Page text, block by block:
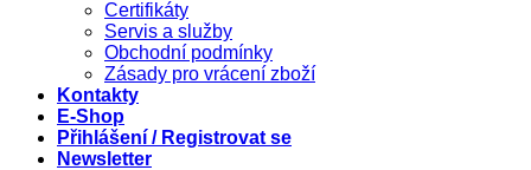
Certifikáty
Servis a služby
Obchodní podmínky
Zásady pro vrácení zboží
Kontakty
E-Shop
Přihlášení / Registrovat se
Newsletter